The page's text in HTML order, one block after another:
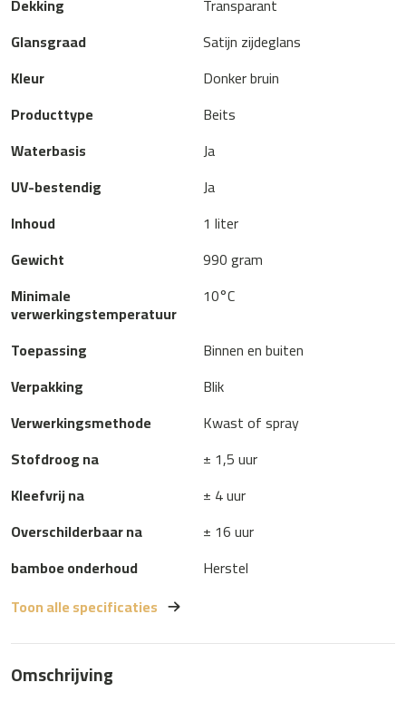
Omschrijving
Dekking
Transparant
Glansgraad
Satijn zijdeglans
Kleur
Donker bruin
Producttype
Beits
Waterbasis
Ja
UV-bestendig
Ja
Inhoud
1 liter
Gewicht
990 gram
Minimale
verwerkingstemperatuur
10°C
Toepassing
Binnen en buiten
Verpakking
Blik
Verwerkingsmethode
Kwast of spray
Stofdroog na
± 1,5 uur
Kleefvrij na
± 4 uur
Overschilderbaar na
± 16 uur
bamboe onderhoud
Herstel
Toon alle specificaties